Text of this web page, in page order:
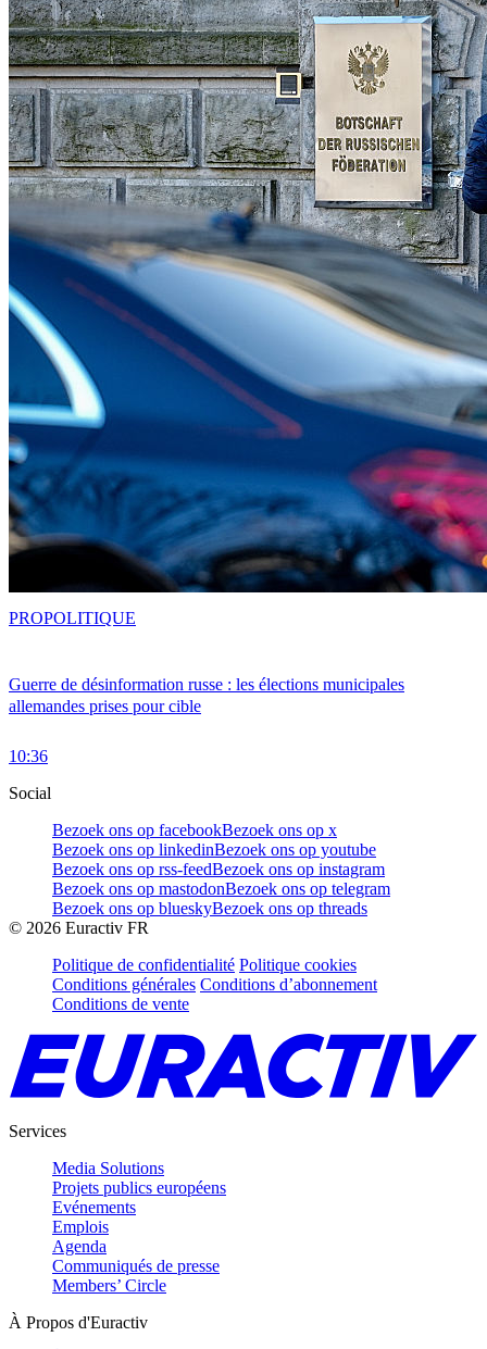
Guerre de désinformation russe : les élections municipales
allemandes prises pour cible
10:36
PROPOLITIQUE
Social
Bezoek ons op facebookBezoek ons op x
Bezoek ons op linkedinBezoek ons op youtube
Bezoek ons op rss-feedBezoek ons op instagram
Bezoek ons op mastodonBezoek ons op telegram
Bezoek ons op blueskyBezoek ons op threads
© 2026 Euractiv FR
Politique de confidentialité Politique cookies
Conditions générales Conditions d’abonnement
Conditions de vente
Services
Media Solutions
Projets publics européens
Evénements
Emplois
Agenda
Communiqués de presse
Members’ Circle
À Propos d'Euractiv